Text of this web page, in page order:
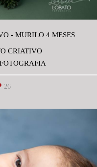
- MURILO 4 MESES
CRIATIVO
26